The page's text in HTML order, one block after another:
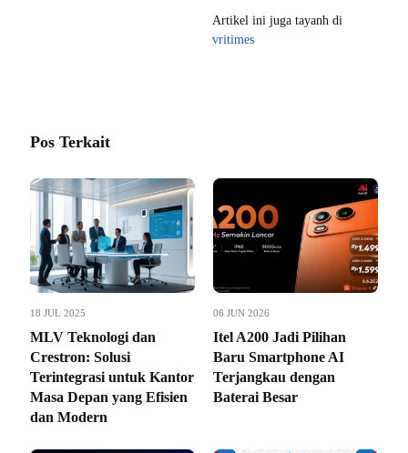
Artikel ini juga tayanh di
vritimes
Pos Terkait
18 JUL 2025
MLV Teknologi dan
Crestron: Solusi
Terintegrasi untuk Kantor
Masa Depan yang Efisien
dan Modern
06 JUN 2026
Itel A200 Jadi Pilihan
Baru Smartphone AI
Terjangkau dengan
Baterai Besar